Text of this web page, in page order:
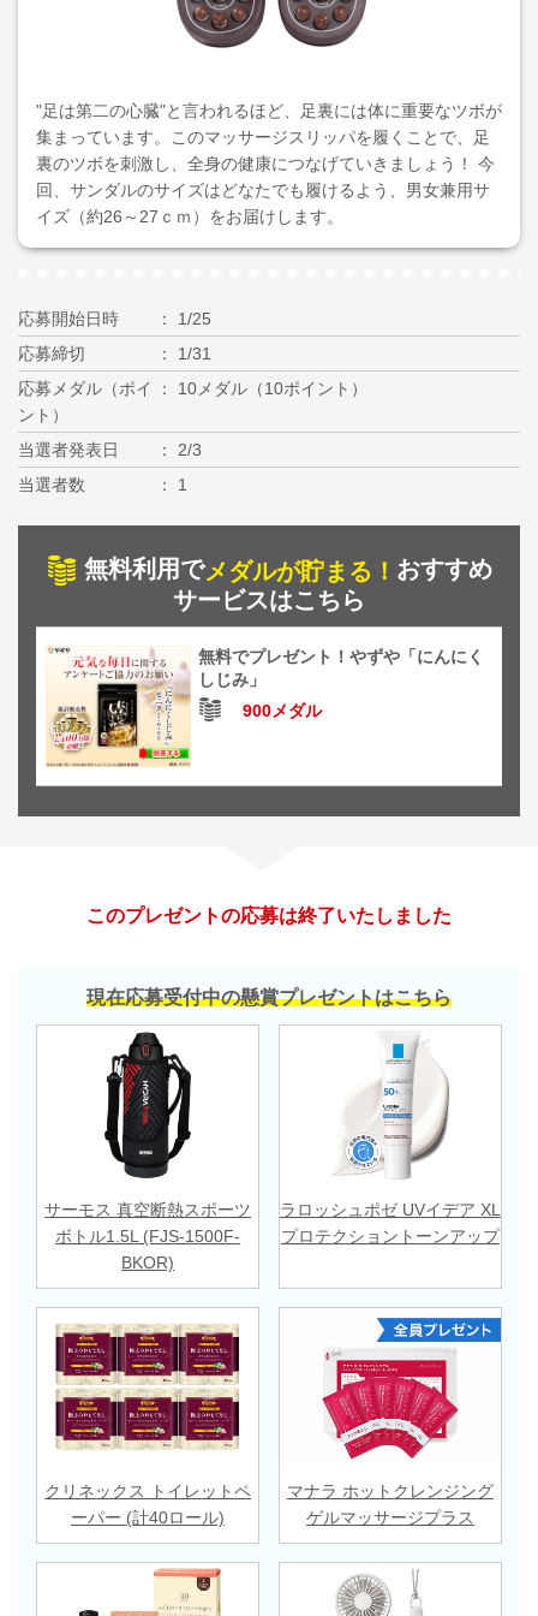
"足は第二の心臓"と言われるほど、足裏には体に重要なツボが
集まっています。このマッサージスリッパを履くことで、足
裏のツボを刺激し、全身の健康につなげていきましょう！ 今
回、サンダルのサイズはどなたでも履けるよう、男女兼用サ
イズ（約26～27ｃｍ）をお届けします。
応募開始日時
1/25
応募締切
1/31
応募メダル（ポイ
ント）
10メダル（10ポイント）
当選者発表日
2/3
当選者数
1
無料利用でメダルが貯まる！ おすすめ
サービスはこちら
無料でプレゼント！やずや「にんにく
しじみ」
900メダル
このプレゼントの応募は終了いたしました
現在応募受付中の懸賞プレゼントはこちら
サーモス 真空断熱スポーツ
ボトル1.5L (FJS-1500F-
BKOR)
ラロッシュポゼ UVイデア XL
プロテクショントーンアップ
クリネックス トイレットペ
ーパー (計40ロール)
マナラ ホットクレンジング
ゲルマッサージプラス